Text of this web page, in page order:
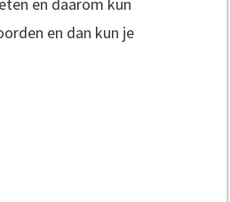
en dan kun je